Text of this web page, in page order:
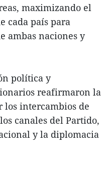
maximizando el
cada país para
ambas naciones y
política y
reafirmaron la
intercambios de
canales del Partido,
y la diplomacia